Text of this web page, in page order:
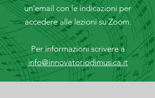
un'email con le indicazioni per
accedere alle lezioni su Zoom.
Per informazioni scrivere a
info@innovatoriodimusica.it